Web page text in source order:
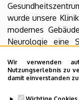
Wir verwenden
Nutzungserlebnis zu
damit einverstanden
wurde unsere
modernes
Neurologie eine
Regionen der
Bereich der
Dr. László Oláh